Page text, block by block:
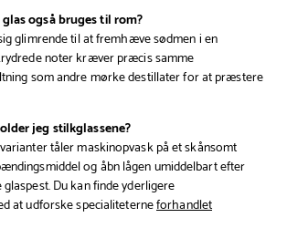
også bruges til rom?
glimrende til at fremhæve sødmen i en
noter kræver præcis samme
som andre mørke destillater for at præstere
jeg stilkglassene?
tåler maskinopvask på et skånsomt
og åbn lågen umiddelbart efter
Du kan finde yderligere
at udforske specialiteterneforhandlet